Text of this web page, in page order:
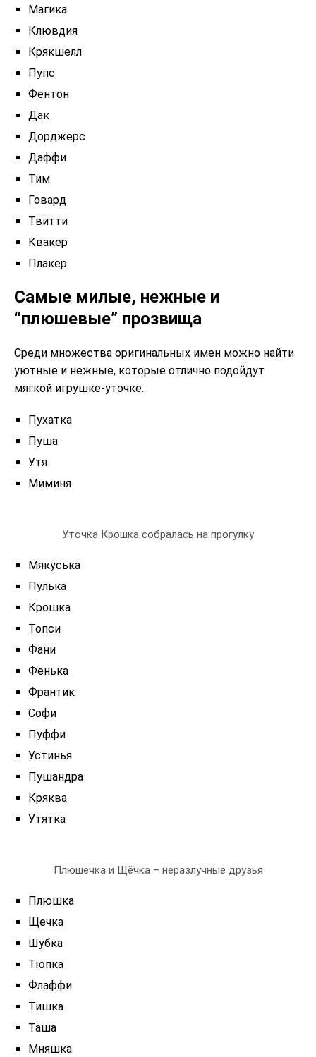
Магика
Клювдия
Крякшелл
Пупс
Фентон
Дак
Дорджерс
Даффи
Тим
Говард
Твитти
Квакер
Плакер
Самые милые, нежные и
“плюшевые” прозвища
Среди множества оригинальных имен можно найти
уютные и нежные, которые отлично подойдут
мягкой игрушке-уточке.
Пухатка
Пуша
Утя
Миминя
Уточка Крошка собралась на прогулку
Мякуська
Пулька
Крошка
Топси
Фани
Фенька
Франтик
Софи
Пуффи
Устинья
Пушандра
Кряква
Утятка
Плюшечка и Щёчка – неразлучные друзья
Плюшка
Щечка
Шубка
Тюпка
Флаффи
Тишка
Таша
Мняшка